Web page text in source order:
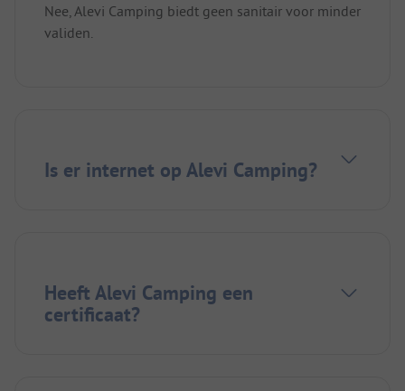
Nee, Alevi Camping biedt geen sanitair voor minder
validen.
Is er internet op Alevi Camping?
Heeft Alevi Camping een
certificaat?